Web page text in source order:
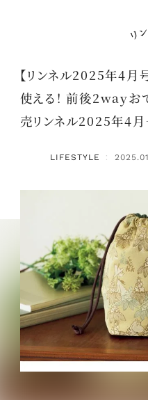
【リンネル2025年4月
使える！ 前後2wayお
売リンネル2025年4月
LIFESTYLE ：